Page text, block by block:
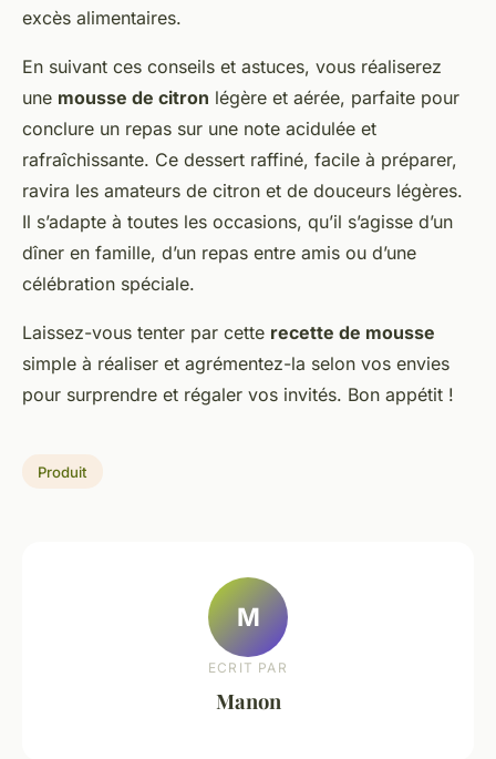
excès alimentaires.
En suivant ces conseils et astuces, vous réaliserez
une mousse de citron légère et aérée, parfaite pour
conclure un repas sur une note acidulée et
rafraîchissante. Ce dessert raffiné, facile à préparer,
ravira les amateurs de citron et de douceurs légères.
Il s’adapte à toutes les occasions, qu’il s’agisse d’un
dîner en famille, d’un repas entre amis ou d’une
célébration spéciale.
Laissez-vous tenter par cette recette de mousse
simple à réaliser et agrémentez-la selon vos envies
pour surprendre et régaler vos invités. Bon appétit !
Produit
M
ECRIT PAR
Manon